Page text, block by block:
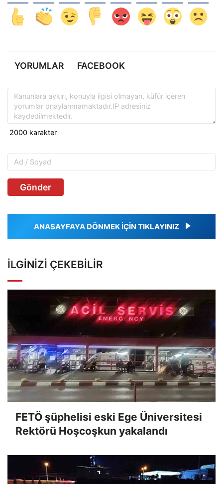
YORUMLAR FACEBOOK
Gönder
ANASAYFAYA DÖNMEK İÇİN TIKLAYINIZ
İLGINIZI ÇEKEBILIR
FETÖ şüphelisi eski Ege Üniversitesi
Rektörü Hoşcoşkun yakalandı